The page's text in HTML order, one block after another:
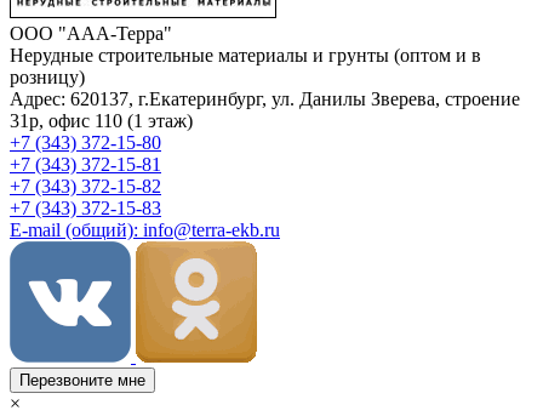
ООО "ААА-Терра"
Нерудные строительные материалы и грунты (оптом и в
розницу)
Адрес: 620137, г.Екатеринбург, ул. Данилы Зверева, строение
31р, офис 110 (1 этаж)
+7 (343) 372-15-80
+7 (343) 372-15-81
+7 (343) 372-15-82
+7 (343) 372-15-83
E-mail (общий): info@terra-ekb.ru
Перезвоните мне
×